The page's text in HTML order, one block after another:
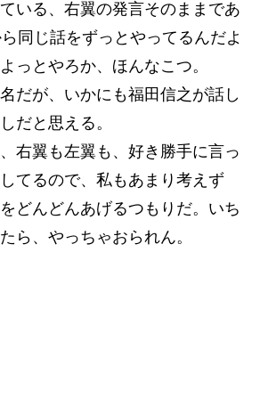
いる、右翼の発言そのままであ
同じ話をずっとやってるんだよ
っとやろか、ほんなこつ。
だが、いかにも福田信之が話し
だと思える。
右翼も左翼も、好き勝手に言っ
てるので、私もあまり考えず
どんどんあげるつもりだ。いち
ら、やっちゃおられん。